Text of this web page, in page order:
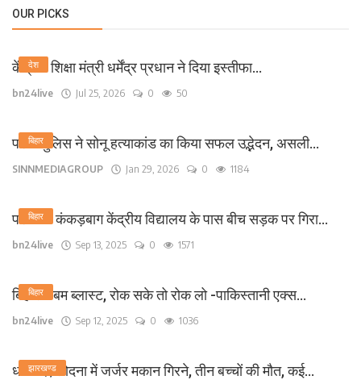
OUR PICKS
देश
केंद्रीय शिक्षा मंत्री धर्मेंद्र प्रधान ने दिया इस्तीफा...
bn24live Jul 25, 2026 0 50
बिहार
पटना पुलिस ने सोनू हत्याकांड का किया सफल उद्भेदन, असली...
SINNMEDIAGROUP Jan 29, 2026 0 1184
बिहार
पटना के कंकड़बाग केंद्रीय विद्यालय के पास बीच सड़क पर गिरा...
bn24live Sep 13, 2025 0 1571
बिहार
बिहार में बम ब्लास्ट, रोक सके तो रोक लो -पाकिस्तानी एक्स...
bn24live Sep 12, 2025 0 1036
झारखण्ड
धनबाद /लोदना में जर्जर मकान गिरने, तीन बच्चों की मौत, कई...